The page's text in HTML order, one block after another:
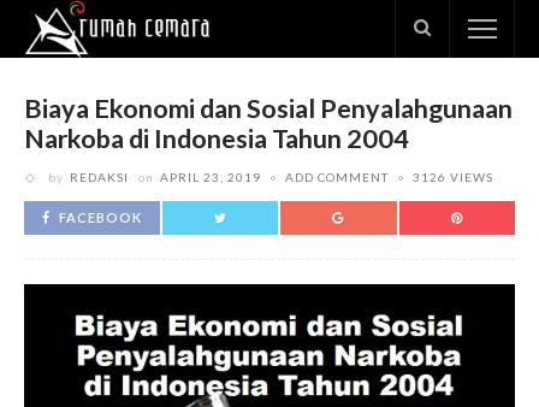
Biaya Ekonomi dan Sosial Penyalahgunaan
Narkoba di Indonesia Tahun 2004
by REDAKSI on APRIL 23, 2019 ADD COMMENT 3126 VIEWS
FACEBOOK